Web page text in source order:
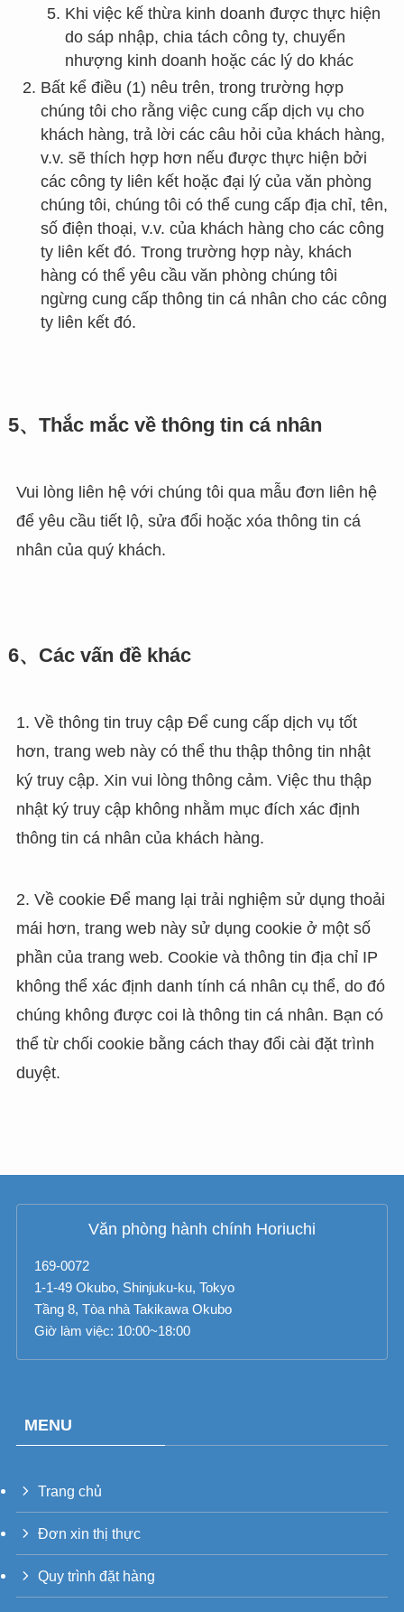
Khi việc kế thừa kinh doanh được thực hiện
do sáp nhập, chia tách công ty, chuyển
nhượng kinh doanh hoặc các lý do khác
Bất kể điều (1) nêu trên, trong trường hợp
chúng tôi cho rằng việc cung cấp dịch vụ cho
khách hàng, trả lời các câu hỏi của khách hàng,
v.v. sẽ thích hợp hơn nếu được thực hiện bởi
các công ty liên kết hoặc đại lý của văn phòng
chúng tôi, chúng tôi có thể cung cấp địa chỉ, tên,
số điện thoại, v.v. của khách hàng cho các công
ty liên kết đó. Trong trường hợp này, khách
hàng có thể yêu cầu văn phòng chúng tôi
ngừng cung cấp thông tin cá nhân cho các công
ty liên kết đó.
5、Thắc mắc về thông tin cá nhân
Vui lòng liên hệ với chúng tôi qua mẫu đơn liên hệ
để yêu cầu tiết lộ, sửa đổi hoặc xóa thông tin cá
nhân của quý khách.
6、Các vấn đề khác
1. Về thông tin truy cập Để cung cấp dịch vụ tốt
hơn, trang web này có thể thu thập thông tin nhật
ký truy cập. Xin vui lòng thông cảm. Việc thu thập
nhật ký truy cập không nhằm mục đích xác định
thông tin cá nhân của khách hàng.
2. Về cookie Để mang lại trải nghiệm sử dụng thoải
mái hơn, trang web này sử dụng cookie ở một số
phần của trang web. Cookie và thông tin địa chỉ IP
không thể xác định danh tính cá nhân cụ thể, do đó
chúng không được coi là thông tin cá nhân. Bạn có
thể từ chối cookie bằng cách thay đổi cài đặt trình
duyệt.
Văn phòng hành chính Horiuchi
169-0072
1-1-49 Okubo, Shinjuku-ku, Tokyo
Tầng 8, Tòa nhà Takikawa Okubo
Giờ làm việc: 10:00~18:00
MENU
Trang chủ
Đơn xin thị thực
Quy trình đặt hàng
UK